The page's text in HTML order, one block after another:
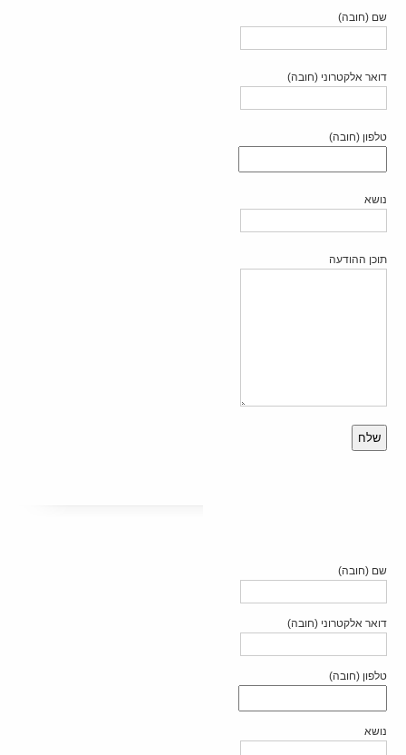
שם (חובה)
דואר אלקטרוני (חובה)
טלפון (חובה)
נושא
תוכן ההודעה
שם (חובה)
דואר אלקטרוני (חובה)
טלפון (חובה)
נושא